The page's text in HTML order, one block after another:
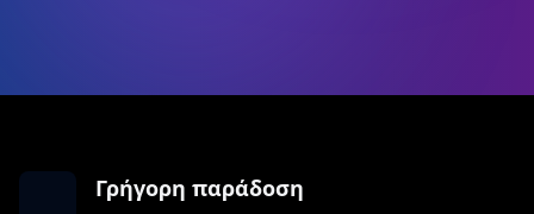
Γρήγορη παράδοση